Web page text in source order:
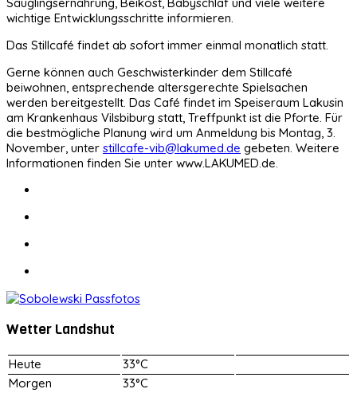
wichtige Entwicklungsschritte informieren.
Das Stillcafé findet ab sofort immer einmal monatlich statt.
Gerne können auch Geschwisterkinder dem Stillcafé
beiwohnen, entsprechende altersgerechte Spielsachen
werden bereitgestellt. Das Café findet im Speiseraum Lakusin
am Krankenhaus Vilsbiburg statt, Treffpunkt ist die Pforte. Für
die bestmögliche Planung wird um Anmeldung bis Montag, 3.
November, unter stillcafe-vib@lakumed.de gebeten. Weitere
Informationen finden Sie unter www.LAKUMED.de.
Wetter Landshut
Heute
33°C
Morgen
33°C